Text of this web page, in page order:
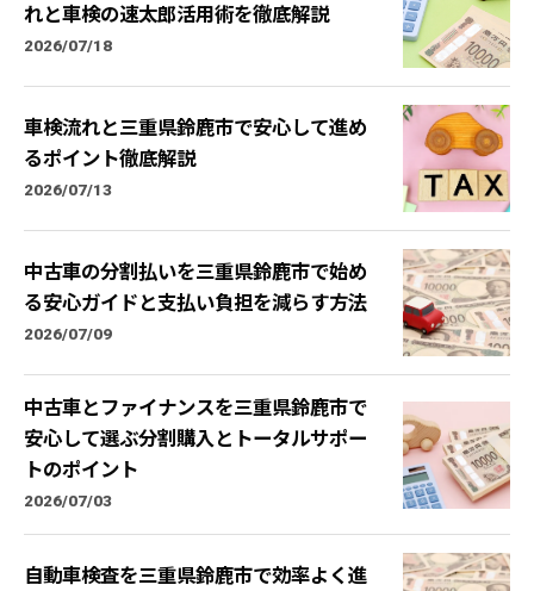
れと車検の速太郎活用術を徹底解説
2026/07/18
車検流れと三重県鈴鹿市で安心して進め
るポイント徹底解説
2026/07/13
中古車の分割払いを三重県鈴鹿市で始め
る安心ガイドと支払い負担を減らす方法
2026/07/09
中古車とファイナンスを三重県鈴鹿市で
安心して選ぶ分割購入とトータルサポー
トのポイント
2026/07/03
自動車検査を三重県鈴鹿市で効率よく進